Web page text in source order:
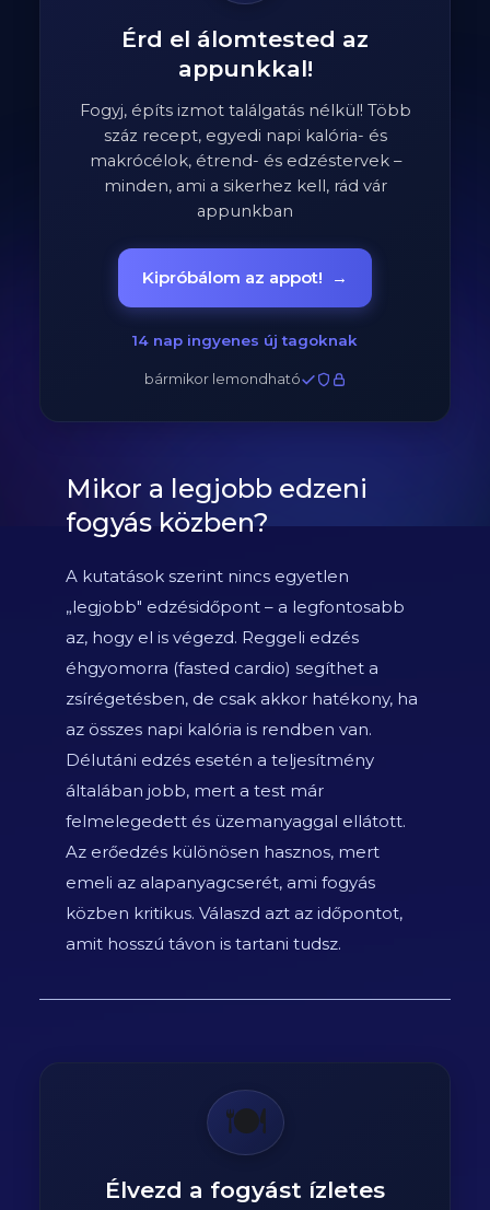
Érd el álomtested az
appunkkal!
Fogyj, építs izmot találgatás nélkül! Több
száz recept, egyedi napi kalória- és
makrócélok, étrend- és edzéstervek –
minden, ami a sikerhez kell, rád vár
appunkban
Kipróbálom az appot! →
14 nap ingyenes új tagoknak
bármikor lemondható
Mikor a legjobb edzeni
fogyás közben?
A kutatások szerint nincs egyetlen
„legjobb" edzésidőpont – a legfontosabb
az, hogy el is végezd. Reggeli edzés
éhgyomorra (fasted cardio) segíthet a
zsírégetésben, de csak akkor hatékony, ha
az összes napi kalória is rendben van.
Délutáni edzés esetén a teljesítmény
általában jobb, mert a test már
felmelegedett és üzemanyaggal ellátott.
Az erőedzés különösen hasznos, mert
emeli az alapanyagcserét, ami fogyás
közben kritikus. Válaszd azt az időpontot,
amit hosszú távon is tartani tudsz.
🍽️
Élvezd a fogyást ízletes